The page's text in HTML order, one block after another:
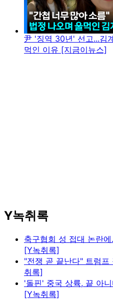
尹 '징역 30년' 선고...김
먹인 이유 [지금이뉴스]
Y녹취록
축구협회 성 접대 논란
[Y녹취록]
"전쟁 곧 끝난다" 트럼프
취록]
'돌핀' 중국 상륙, 끝 아
[Y녹취록]